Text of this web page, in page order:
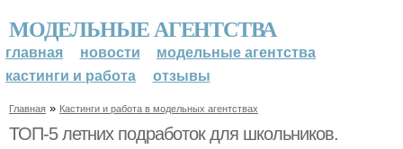
МОДЕЛЬНЫЕ АГЕНТСТВА
главная новости
модельные агентства
кастинги и работа
отзывы
Главная » Кастинги и работа в модельных агентствах
ТОП-5 летних подработок для школьников.